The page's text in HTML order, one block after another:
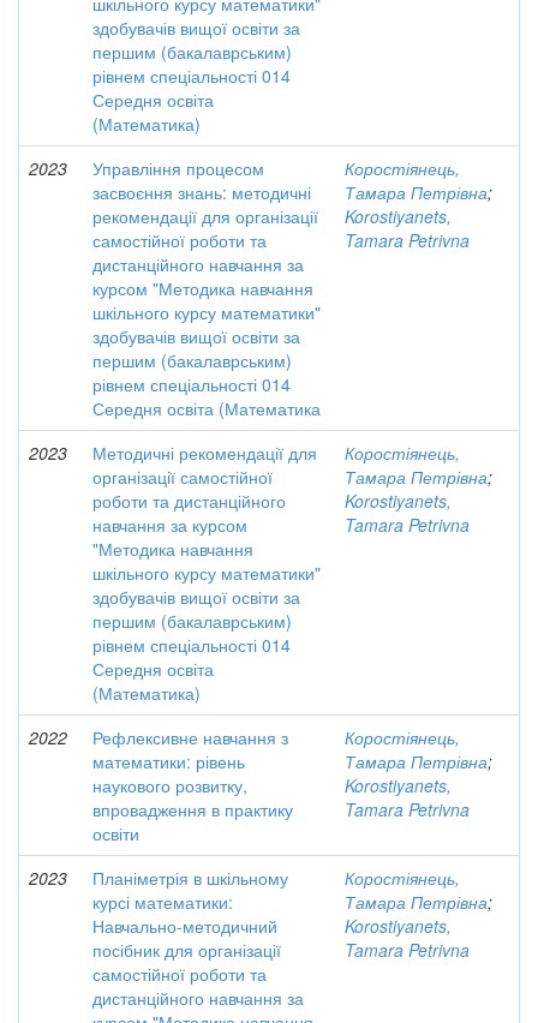
здобувачів вищої освіти за
першим (бакалаврським)
рівнем спеціальності 014
Середня освіта
(Математика)
2023
Управління процесом
засвоєння знань: методичні
рекомендації для організації
самостійної роботи та
дистанційного навчання за
курсом "Методика навчання
шкільного курсу математики"
здобувачів вищої освіти за
першим (бакалаврським)
рівнем спеціальності 014
Середня освіта (Математика
Коростіянець,
Тамара Петрівна;
Korostiyanets,
Tamara Petrivna
2023
Методичні рекомендації для
організації самостійної
роботи та дистанційного
навчання за курсом
"Методика навчання
шкільного курсу математики"
здобувачів вищої освіти за
першим (бакалаврським)
рівнем спеціальності 014
Середня освіта
(Математика)
Коростіянець,
Тамара Петрівна;
Korostiyanets,
Tamara Petrivna
2022
Рефлексивне навчання з
математики: рівень
наукового розвитку,
впровадження в практику
освіти
Коростіянець,
Тамара Петрівна;
Korostiyanets,
Tamara Petrivna
2023
Планіметрія в шкільному
курсі математики:
Навчально-методичний
посібник для організації
самостійної роботи та
дистанційного навчання за
Коростіянець,
Тамара Петрівна;
Korostiyanets,
Tamara Petrivna